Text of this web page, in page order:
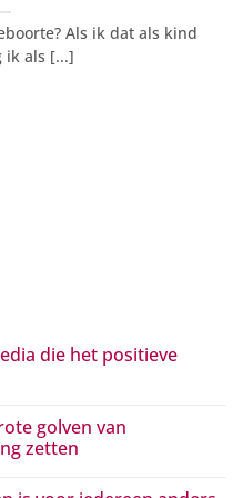
Als ik dat als kind
ik als [...]
die het positieve
golven van
zetten